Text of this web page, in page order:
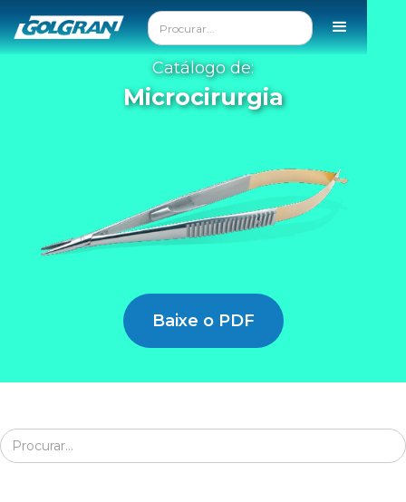
Catálogo de:
Microcirurgia
Baixe o PDF